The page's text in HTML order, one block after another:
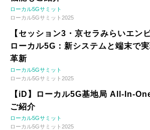
ローカル5Gサミット
ローカル5Gサミット2025
【セッション3・京セラみらいエン
ローカル5G：新システムと端末で
革新
ローカル5Gサミット
ローカル5Gサミット2025
【iD】ローカル5G基地局 All-In-
ご紹介
ローカル5Gサミット
ローカル5Gサミット2025